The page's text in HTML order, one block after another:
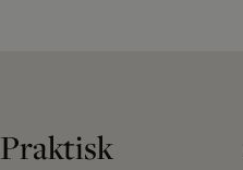
Praktisk